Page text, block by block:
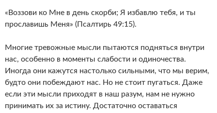
«Воззови ко Мне в день скорби; Я избавлю тебя, и ты
прославишь Меня» (Псалтирь 49:15).
Многие тревожные мысли пытаются подняться внутри
нас, особенно в моменты слабости и одиночества.
Иногда они кажутся настолько сильными, что мы верим,
будто они побеждают нас. Но не стоит пугаться. Даже
если эти мысли приходят в наш разум, нам не нужно
принимать их за истину. Достаточно оставаться